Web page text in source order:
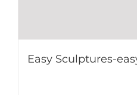
Easy Sculptures-